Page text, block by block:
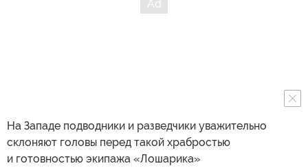
На Западе подводники и разведчики уважительно
склоняют головы перед такой храбростью
и готовностью экипажа «Лошарика»